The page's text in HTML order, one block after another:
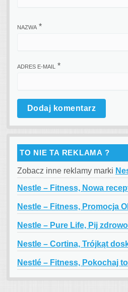
NAZWA *
ADRES E-MAIL *
TO NIE TA REKLAMA ?
Zobacz inne reklamy marki
Nestle – Fitness, Nowa
Nestle – Fitness, Promocja
Nestle – Pure Life, Pij
Nestle – Cortina, Trójkąt
Nestlé – Fitness, Pokochaj to